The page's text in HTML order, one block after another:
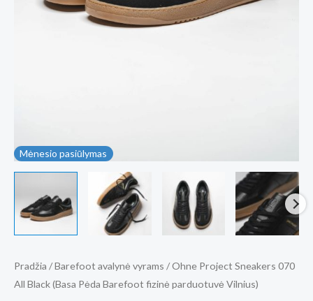
Mėnesio pasiūlymas
Pradžia /Barefoot avalynė vyrams / Ohne Project Sneakers 070
All Black (Basa Pėda Barefoot fizinė parduotuvė Vilnius)